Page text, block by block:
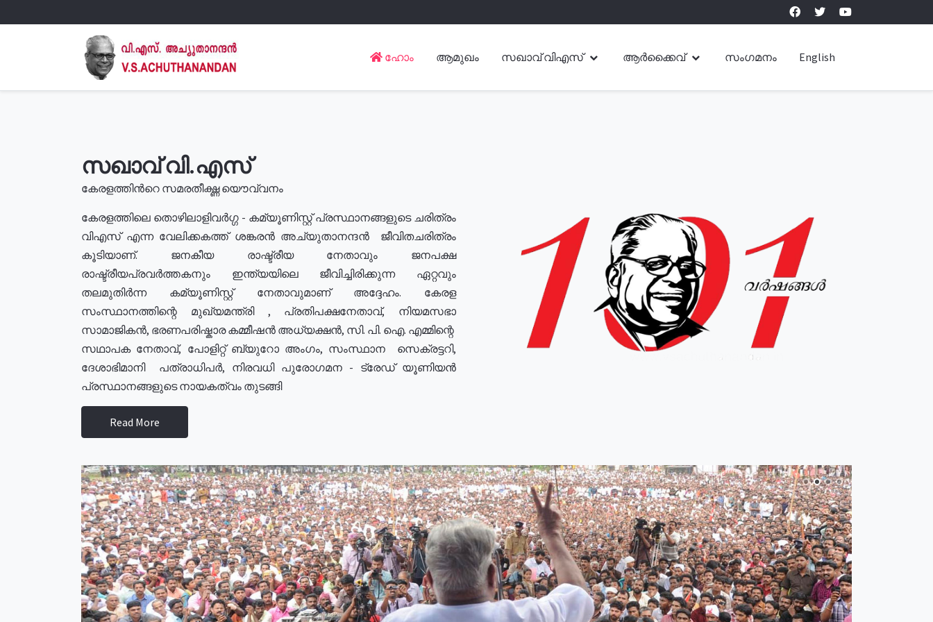
ഹോം ആമുഖം സഖാവ് വിഎസ് ആർക്കൈവ് സംഗമനം English
സഖാവ് വി.എസ്
കേരളത്തിൻറെ സമരതീക്ഷ്ണ യൌവ്വനം
കേരളത്തിലെ തൊഴിലാളിവർഗ്ഗ - കമ്യൂണിസ്റ്റ് പ്രസ്ഥാനങ്ങളുടെ ചരിത്രം
വിഎസ് എന്ന വേലിക്കകത്ത് ശങ്കരൻ അച്യുതാനന്ദൻ ജീവിതചരിത്രം
കൂടിയാണ്. ജനകീയ രാഷ്ട്രീയ നേതാവും ജനപക്ഷ
രാഷ്ട്രീയപ്രവർത്തകനും ഇന്ത്യയിലെ ജീവിച്ചിരിക്കുന്ന ഏറ്റവും
തലമുതിർന്ന കമ്യൂണിസ്റ്റ് നേതാവുമാണ് അദ്ദേഹം. കേരള
സംസ്ഥാനത്തിന്റെ മുഖ്യമന്ത്രി , പ്രതിപക്ഷനേതാവ്, നിയമസഭാ
സാമാജികൻ, ഭരണപരിഷ്കാര കമ്മീഷൻ അധ്യക്ഷൻ, സി. പി. ഐ. എമ്മിന്റെ
സഥാപക നേതാവ്, പോളിറ്റ് ബ്യുറോ അംഗം, സംസ്ഥാന സെക്രട്ടറി,
ദേശാഭിമാനി പത്രാധിപർ, നിരവധി പുരോഗമന - ട്രേഡ് യൂണിയൻ
പ്രസ്ഥാനങ്ങളുടെ നായകത്വം തുടങ്ങി
Read More